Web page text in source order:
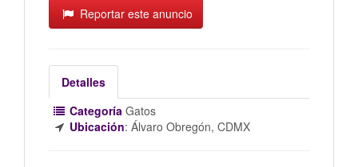
Reportar este anuncio
Detalles
Categoría Gatos
Ubicación:Álvaro Obregón, CDMX